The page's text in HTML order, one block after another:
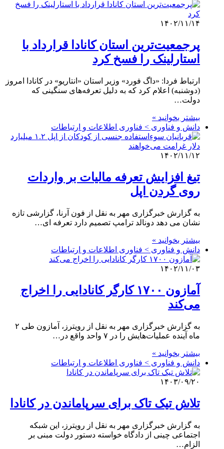
۱۴۰۲/۱۱/۱۴
پرجمعیت‌ترین استان کانادا قرارداد با
استارلینک را فسخ کرد
ارتباط فردا: «داگ فورد» وزیر استان «انتاریو» در کانادا امروز
(دوشنبه) اعلام کرد که به دلیل تعرفه‌های سنگینی که
دولت…
بیشتر بخوانید »
دانش و فناوری > فناوری اطلاعات و ارتباطات
۱۴۰۲/۱۱/۱۲
تیغ افزایش تعرفه مالیات بر واردات
روی گردن اپل
به گزارش خبرگزاری مهر به نقل از فون آرنا، گزارشی تازه
نشان می دهد دونالد ترامپ تصمیم دارد تعرفه ای…
بیشتر بخوانید »
دانش و فناوری > فناوری اطلاعات و ارتباطات
۱۴۰۲/۱۱/۰۳
آمازون ۱۷۰۰ کارگر کانادایی را اخراج
می‌کند
به گزارش خبرگزاری مهر به نقل از رویترز، آمازون طی ۲
ماه آینده عملیات‌هایش را در ۷ واحد واقع در…
بیشتر بخوانید »
دانش و فناوری > فناوری اطلاعات و ارتباطات
۱۴۰۳/۰۹/۲۰
تلاش تیک تاک برای سرپاماندن در کانادا
به گزارش خبرگزاری مهر به نقل از رویترز، این شبکه
اجتماعی چینی از دادگاه خواسته دستور دولت مبنی بر
الزام…